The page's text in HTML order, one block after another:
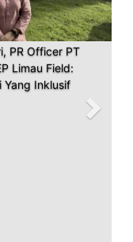
PR Officer PT
Limau Field:
Yang Inklusif